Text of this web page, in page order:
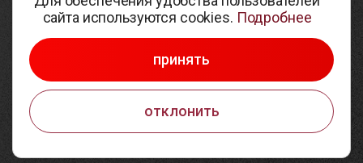
© 2005-2026, Парк высоких технологий
Разработка сайтов —Студия Борового
Выбор настроек cookie
сайта используются cookies. Подробнее
принять
отклонить